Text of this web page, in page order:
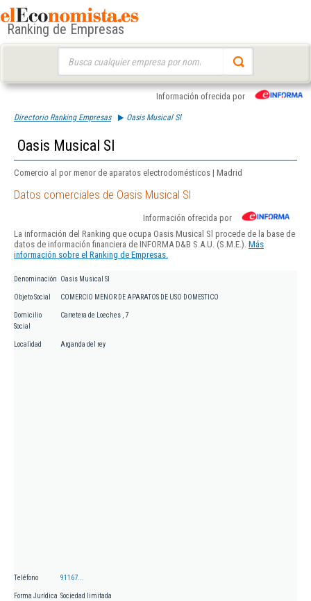
Ranking de Empresas
Información ofrecida por
Directorio Ranking Empresas Oasis Musical Sl
Oasis Musical Sl
Comercio al por menor de aparatos electrodomésticos | Madrid
Datos comerciales de Oasis Musical Sl
Información ofrecida por
La información del Ranking que ocupa Oasis Musical Sl procede de la base de
datos de información financiera de INFORMA D&B S.A.U. (S.M.E.). Más
información sobre el Ranking de Empresas.
Denominación Oasis Musical Sl
Objeto Social COMERCIO MENOR DE APARATOS DE USO DOMESTICO
Domicilio
Social
Carretera de Loeches , 7
Localidad Arganda del rey
Teléfono 91167...
Forma Jurídica Sociedad limitada